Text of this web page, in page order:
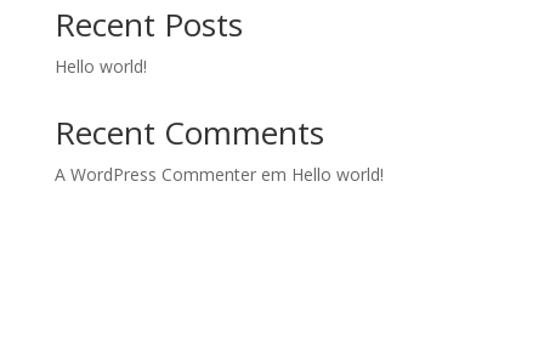
Recent Posts
Hello world!
Recent Comments
A WordPress Commenterem Hello world!